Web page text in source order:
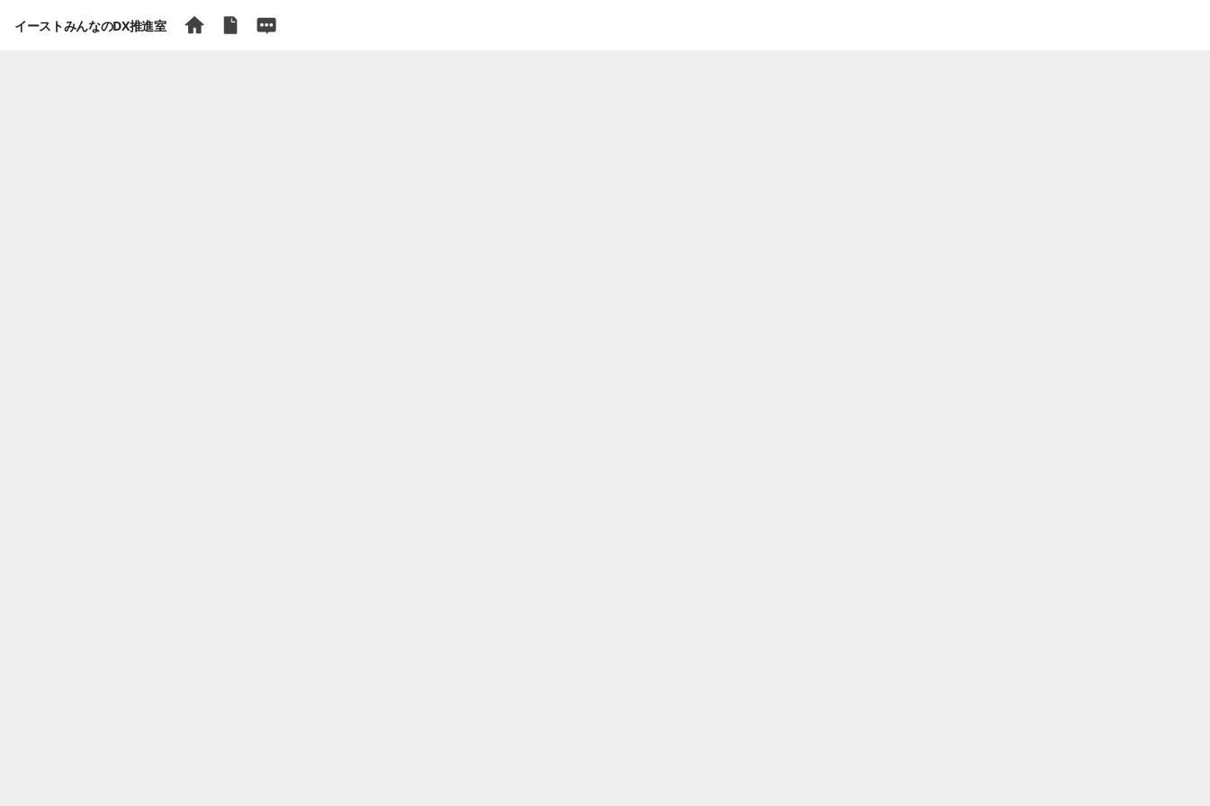
イーストみんなのDX推進室